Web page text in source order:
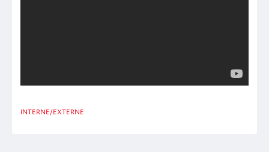
INTERNE/EXTERNE